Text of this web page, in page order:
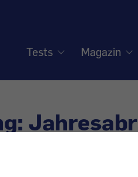
Tests Magazin